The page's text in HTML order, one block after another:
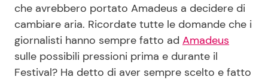
Seguici
che avrebbero portato Amadeus a decidere di
cambiare aria. Ricordate tutte le domande che i
giornalisti hanno sempre fatto ad Amadeus
sulle possibili pressioni prima e durante il
Festival? Ha detto di aver sempre scelto e fatto